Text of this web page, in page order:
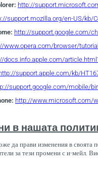
http://
support.mozilla.org/en-US/kb/
http://support.google.com/
www.opera.com/browser/
docs.info.apple.com/
support.apple.com/kb/
support.google.com/mobile/
http://www.microsoft.com/
в нашата
да прави изменения в своята
за тези промени с и-мейл.